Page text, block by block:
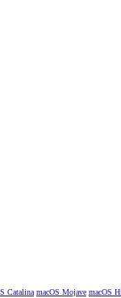
Catalina macOS Mojave macOS